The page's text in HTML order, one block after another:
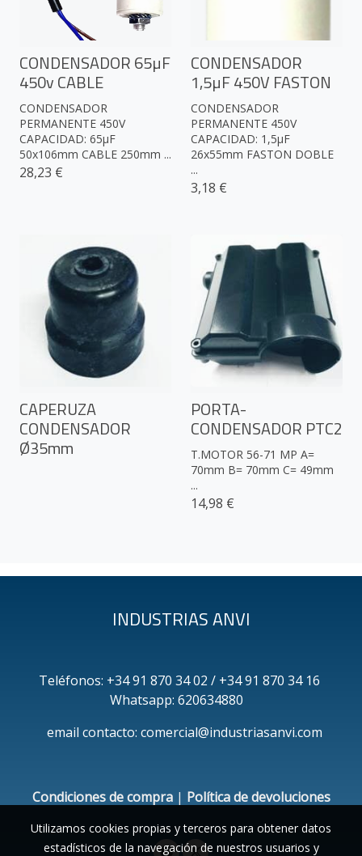
CONDENSADOR 65µF
450v CABLE
CONDENSADOR
PERMANENTE 450V
CAPACIDAD: 65µF
50x106mm CABLE 250mm ...
28,23 €
CONDENSADOR
1,5µF 450V FASTON
CONDENSADOR
PERMANENTE 450V
CAPACIDAD: 1,5µF
26x55mm FASTON DOBLE
...
3,18 €
CAPERUZA
CONDENSADOR
Ø35mm
PORTA-
CONDENSADOR PTC2
T.MOTOR 56-71 MP A=
70mm B= 70mm C= 49mm
...
14,98 €
INDUSTRIAS ANVI
Teléfonos: +34 91 870 34 02 / +34 91 870 34 16
Whatsapp: 620634880
email contacto: comercial@industriasanvi.com
Condiciones de compra| Política de devoluciones
Utilizamos cookies propias y terceros para obtener datos
estadísticos de la navegación de nuestros usuarios y